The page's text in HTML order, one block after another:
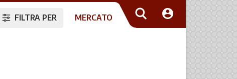
FILTRA PER MERCATO